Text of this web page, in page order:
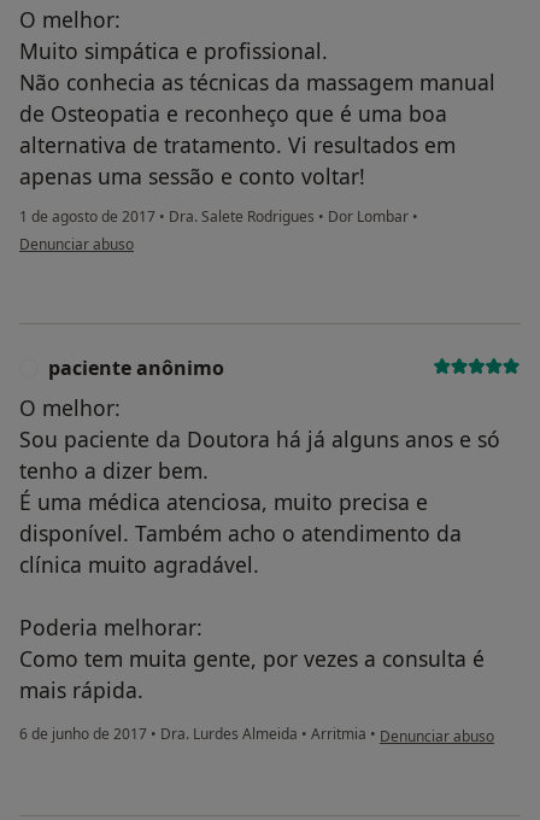
O melhor:
Muito simpática e profissional.
Não conhecia as técnicas da massagem manual
de Osteopatia e reconheço que é uma boa
alternativa de tratamento. Vi resultados em
apenas uma sessão e conto voltar!
1 de agosto de 2017 • Dra. Salete Rodrigues • Dor Lombar •
na opinião do utilizador anônimo
Denunciar abuso
paciente anônimo
O melhor:
Sou paciente da Doutora há já alguns anos e só
tenho a dizer bem.
É uma médica atenciosa, muito precisa e
disponível. Também acho o atendimento da
clínica muito agradável.
Poderia melhorar:
Como tem muita gente, por vezes a consulta é
mais rápida.
6 de junho de 2017 • Dra. Lurdes Almeida • Arritmia • na opinião do
Denunciar abuso